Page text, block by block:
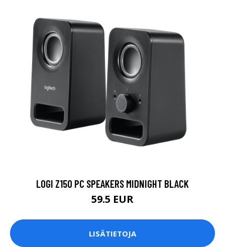
LOGI Z150 PC SPEAKERS MIDNIGHT BLACK
59.5 EUR
LISÄTIETOJA